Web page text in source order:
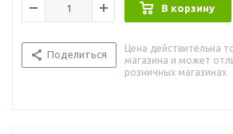
В корзину
Поделиться
Цена действительна
магазина и может
розничных магазинах